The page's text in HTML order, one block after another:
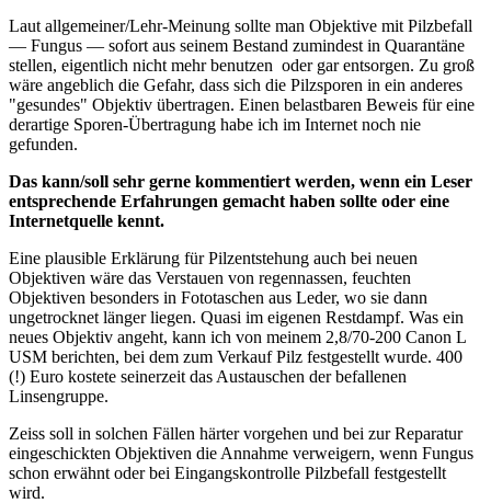
Laut allgemeiner/Lehr-Meinung sollte man Objektive mit Pilzbefall
— Fungus — sofort aus seinem Bestand zumindest in Quarantäne
stellen, eigentlich nicht mehr benutzen oder gar entsorgen. Zu groß
wäre angeblich die Gefahr, dass sich die Pilzsporen in ein anderes
"gesundes" Objektiv übertragen. Einen belastbaren Beweis für eine
derartige Sporen-Übertragung habe ich im Internet noch nie
gefunden.
Das kann/soll sehr gerne kommentiert werden, wenn ein Leser
entsprechende Erfahrungen gemacht haben sollte oder eine
Internetquelle kennt.
Eine plausible Erklärung für Pilzentstehung auch bei neuen
Objektiven wäre das Verstauen von regennassen, feuchten
Objektiven besonders in Fototaschen aus Leder, wo sie dann
ungetrocknet länger liegen. Quasi im eigenen Restdampf. Was ein
neues Objektiv angeht, kann ich von meinem 2,8/70-200 Canon L
USM berichten, bei dem zum Verkauf Pilz festgestellt wurde. 400
(!) Euro kostete seinerzeit das Austauschen der befallenen
Linsengruppe.
Zeiss soll in solchen Fällen härter vorgehen und bei zur Reparatur
eingeschickten Objektiven die Annahme verweigern, wenn Fungus
schon erwähnt oder bei Eingangskontrolle Pilzbefall festgestellt
wird.